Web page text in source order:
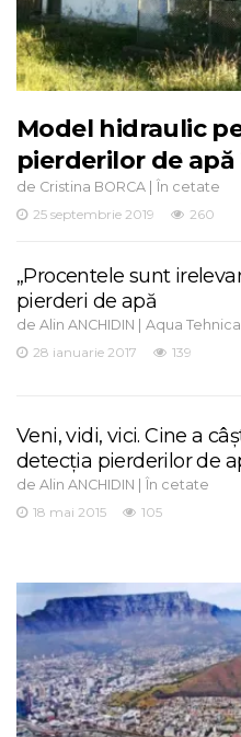
Model hidraulic
pierderilor de
de Cristina BORCA | În cetate
25 septembrie 2019
260
„Procentele sunt
pierderi de apă
de Alin ANCHIDIN | Aqua Tehnica
28 ianuarie 2017
139
Veni, vidi, vici. Cine a
detecția pierderilor de
de Alin ANCHIDIN | În cetate
18 mai 2015
105